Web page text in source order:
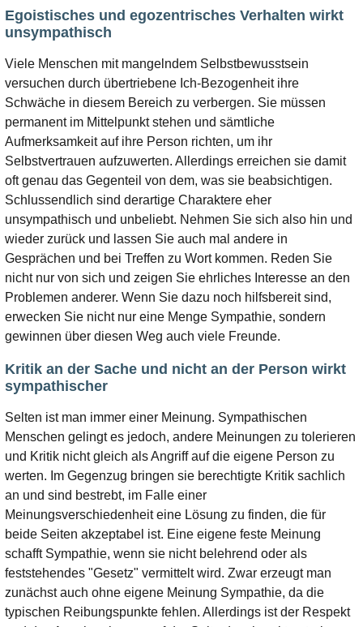
Egoistisches und egozentrisches Verhalten wirkt
unsympathisch
Viele Menschen mit mangelndem Selbstbewusstsein
versuchen durch übertriebene Ich-Bezogenheit ihre
Schwäche in diesem Bereich zu verbergen. Sie müssen
permanent im Mittelpunkt stehen und sämtliche
Aufmerksamkeit auf ihre Person richten, um ihr
Selbstvertrauen aufzuwerten. Allerdings erreichen sie damit
oft genau das Gegenteil von dem, was sie beabsichtigen.
Schlussendlich sind derartige Charaktere eher
unsympathisch und unbeliebt. Nehmen Sie sich also hin und
wieder zurück und lassen Sie auch mal andere in
Gesprächen und bei Treffen zu Wort kommen. Reden Sie
nicht nur von sich und zeigen Sie ehrliches Interesse an den
Problemen anderer. Wenn Sie dazu noch hilfsbereit sind,
erwecken Sie nicht nur eine Menge Sympathie, sondern
gewinnen über diesen Weg auch viele Freunde.
Kritik an der Sache und nicht an der Person wirkt
sympathischer
Selten ist man immer einer Meinung. Sympathischen
Menschen gelingt es jedoch, andere Meinungen zu tolerieren
und Kritik nicht gleich als Angriff auf die eigene Person zu
werten. Im Gegenzug bringen sie berechtigte Kritik sachlich
an und sind bestrebt, im Falle einer
Meinungsverschiedenheit eine Lösung zu finden, die für
beide Seiten akzeptabel ist. Eine eigene feste Meinung
schafft Sympathie, wenn sie nicht belehrend oder als
feststehendes "Gesetz" vermittelt wird. Zwar erzeugt man
zunächst auch ohne eigene Meinung Sympathie, da die
typischen Reibungspunkte fehlen. Allerdings ist der Respekt